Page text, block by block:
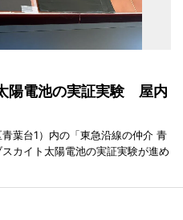
陽電池の実証実験 屋内
葉台1）内の「東急沿線の仲介 青
カイト太陽電池の実証実験が進め